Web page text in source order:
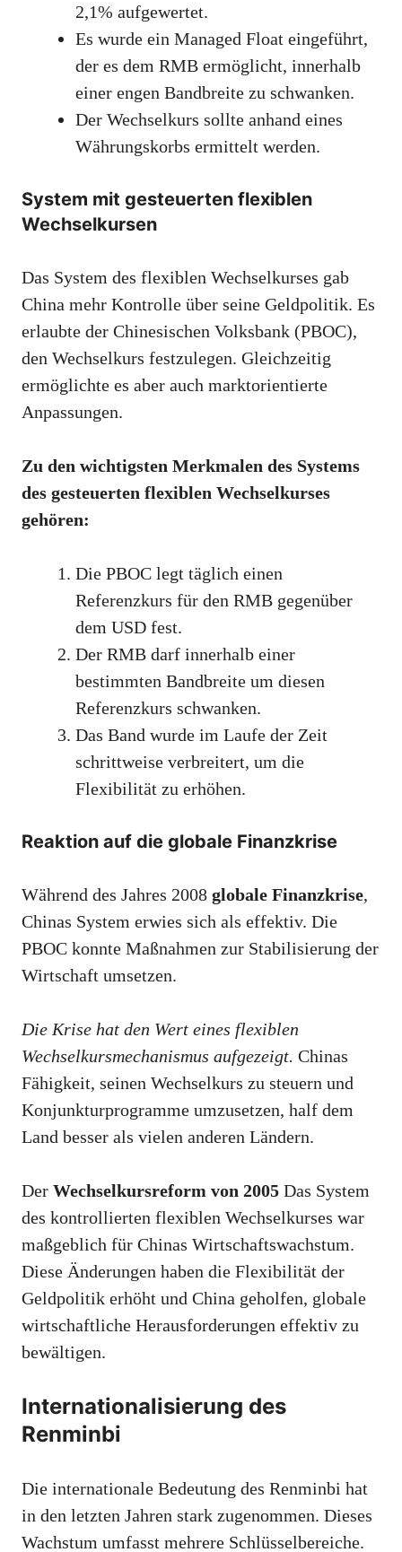
2,1% aufgewertet.
Es wurde ein Managed Float eingeführt,
der es dem RMB ermöglicht, innerhalb
einer engen Bandbreite zu schwanken.
Der Wechselkurs sollte anhand eines
Währungskorbs ermittelt werden.
System mit gesteuerten flexiblen
Wechselkursen
Das System des flexiblen Wechselkurses gab
China mehr Kontrolle über seine Geldpolitik. Es
erlaubte der Chinesischen Volksbank (PBOC),
den Wechselkurs festzulegen. Gleichzeitig
ermöglichte es aber auch marktorientierte
Anpassungen.
Zu den wichtigsten Merkmalen des Systems
des gesteuerten flexiblen Wechselkurses
gehören:
Die PBOC legt täglich einen
Referenzkurs für den RMB gegenüber
dem USD fest.
Der RMB darf innerhalb einer
bestimmten Bandbreite um diesen
Referenzkurs schwanken.
Das Band wurde im Laufe der Zeit
schrittweise verbreitert, um die
Flexibilität zu erhöhen.
Reaktion auf die globale Finanzkrise
Während des Jahres 2008 globale Finanzkrise,
Chinas System erwies sich als effektiv. Die
PBOC konnte Maßnahmen zur Stabilisierung der
Wirtschaft umsetzen.
Die Krise hat den Wert eines flexiblen
Wechselkursmechanismus aufgezeigt. Chinas
Fähigkeit, seinen Wechselkurs zu steuern und
Konjunkturprogramme umzusetzen, half dem
Land besser als vielen anderen Ländern.
Der Wechselkursreform von 2005 Das System
des kontrollierten flexiblen Wechselkurses war
maßgeblich für Chinas Wirtschaftswachstum.
Diese Änderungen haben die Flexibilität der
Geldpolitik erhöht und China geholfen, globale
wirtschaftliche Herausforderungen effektiv zu
bewältigen.
Internationalisierung des
Renminbi
Die internationale Bedeutung des Renminbi hat
in den letzten Jahren stark zugenommen. Dieses
Wachstum umfasst mehrere Schlüsselbereiche.